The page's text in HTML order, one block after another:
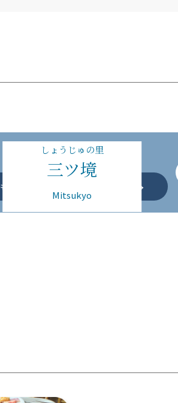
2022年に開設されたばかりの
看多機を提供する最も新しい特養
もっと詳しく見る
しょうじゅの里
三ツ境
Mitsukyo